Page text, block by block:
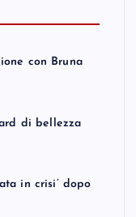
con Bruna
di bellezza
in crisi’ dopo